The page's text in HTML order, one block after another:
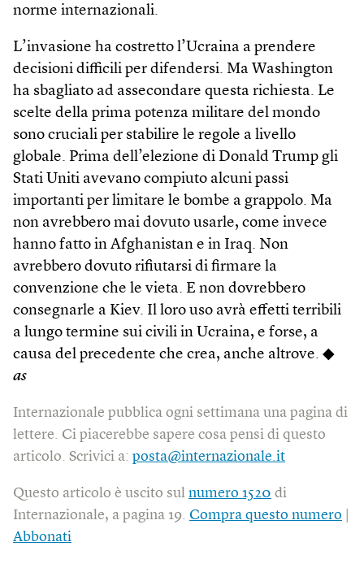
norme internazionali.
L’invasione ha costretto l’Ucraina a prendere
decisioni difficili per difendersi. Ma Washing­ton
ha sbagliato ad assecondare questa richiesta. Le
scelte della prima potenza militare del mondo
sono cruciali per stabilire le regole a livello
globale. Prima dell’elezione di Donald Trump gli
Stati Uniti avevano compiuto alcuni passi
importanti per limitare le bombe a grappolo. Ma
non avrebbero mai dovuto usarle, come invece
hanno fatto in Afghanistan e in Iraq. Non
avrebbero dovuto rifiutarsi di firmare la
convenzione che le vieta. E non dovrebbero
consegnarle a Kiev. Il loro uso avrà effetti terribili
a lungo termine sui civili in Ucraina, e forse, a
causa del precedente che crea, anche altrove. ◆
as
Internazionale pubblica ogni settimana una pagina di
lettere. Ci piacerebbe sapere cosa pensi di questo
articolo. Scrivici a: posta@internazionale.it
Questo articolo è uscito sul numero 1520 di
Internazionale, a pagina 19. Compra questo numero
Abbonati